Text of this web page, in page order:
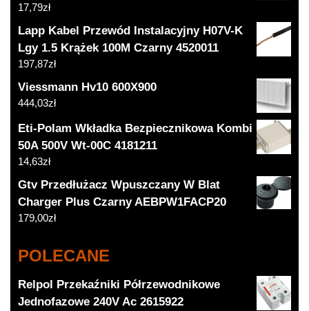
17,79zł
Lapp Kabel Przewód Instalacyjny H07V-K
Lgy 1.5 Krążek 100M Czarny 4520011
197,87zł
Viessmann Hv10 600X900
444,03zł
Eti-Polam Wkładka Bezpiecznikowa Kombi
50A 500V Wt-00C 4181211
14,63zł
Gtv Przedłużacz Wpuszczany W Blat
Charger Plus Czarny AEBPW1FACP20
179,00zł
POLECANE
Relpol Przekaźniki Półrzewodnikowe
Jednofazowe 240V Ac 2615922